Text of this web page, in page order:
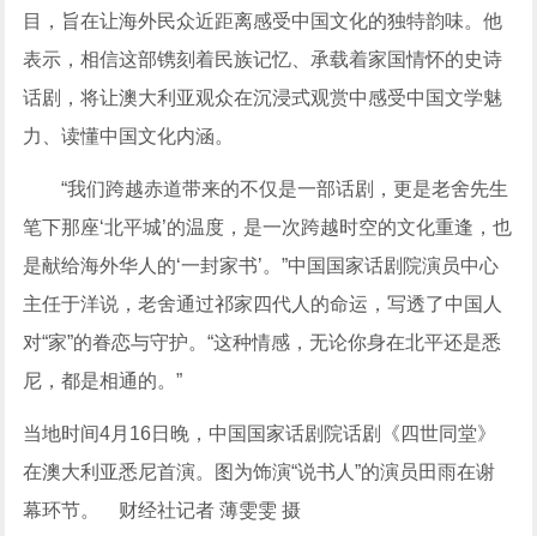
目，旨在让海外民众近距离感受中国文化的独特韵味。他
表示，相信这部镌刻着民族记忆、承载着家国情怀的史诗
话剧，将让澳大利亚观众在沉浸式观赏中感受中国文学魅
力、读懂中国文化内涵。
“我们跨越赤道带来的不仅是一部话剧，更是老舍先生
笔下那座‘北平城’的温度，是一次跨越时空的文化重逢，也
是献给海外华人的‘一封家书’。”中国国家话剧院演员中心
主任于洋说，老舍通过祁家四代人的命运，写透了中国人
对“家”的眷恋与守护。“这种情感，无论你身在北平还是悉
尼，都是相通的。”
当地时间4月16日晚，中国国家话剧院话剧《四世同堂》
在澳大利亚悉尼首演。图为饰演“说书人”的演员田雨在谢
幕环节。 财经社记者 薄雯雯 摄